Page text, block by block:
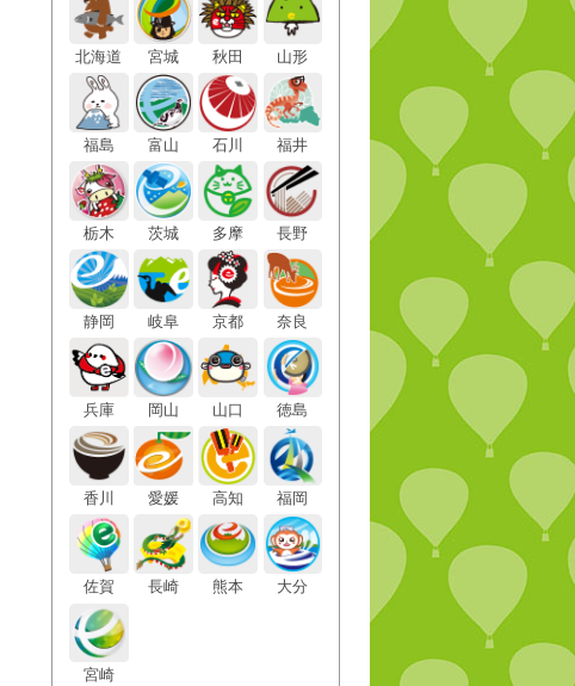
北海道 宮城 秋田 山形
福島 富山 石川 福井
栃木 茨城 多摩 長野
静岡 岐阜 京都 奈良
兵庫 岡山 山口 徳島
香川 愛媛 高知 福岡
佐賀 長崎 熊本 大分
宮崎